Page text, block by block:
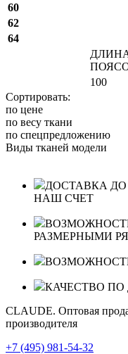
60
62
64
100
Сортировать:
по цене
по весу ткани
по спецпредложению
Виды тканей модели
ДОСТАВКА
НАШ СЧЕТ
РАЗМЕРНЫМИ
КАЧЕСТВО
CLAUDE. Оптовая
производителя
+7 (495) 981-54-32